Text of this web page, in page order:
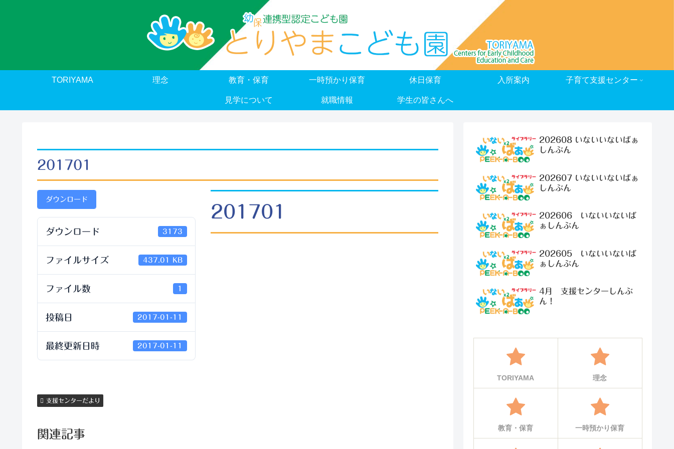
TORIYAMA 理念 教育・保育 一時預かり保育 休日保育 入所案内 子育て支援センター
見学について 就職情報 学生の皆さんへ
201701
ダウンロード
ダウンロード 3173
ファイルサイズ 437.01 KB
ファイル数 1
投稿日 2017-01-11
最終更新日時 2017-01-11
201701
支援センターだより
関連記事
202608 いないいないばぁ
しんぶん
202607 いないいないばぁ
しんぶん
202606 いないいないば
ぁしんぶん
202605 いないいないば
ぁしんぶん
4月 支援センターしんぶ
ん！
TORIYAMA 理念
教育・保育 一時預かり保育